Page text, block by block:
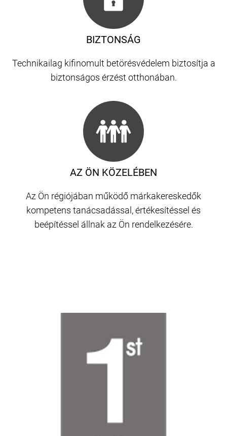
AZ ÖN KÖZELÉBEN
Az Ön régiójában működő márkakereskedők
kompetens tanácsadással, értékesítéssel és
beépítéssel állnak az Ön rendelkezésére.
BIZTONSÁG
Technikailag kifinomult betörésvédelem biztosítja a
biztonságos érzést otthonában.